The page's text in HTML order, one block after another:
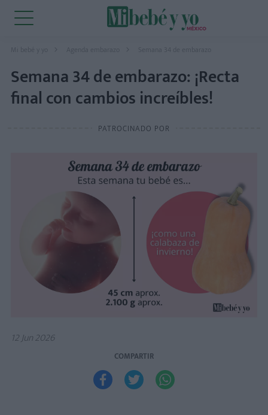
Mi bebé y yo Agenda embarazo
Semana 34 de embarazo: ¡Recta
final con cambios increíbles!
PATROCINADO POR
12 Jun 2026
COMPARTIR
  